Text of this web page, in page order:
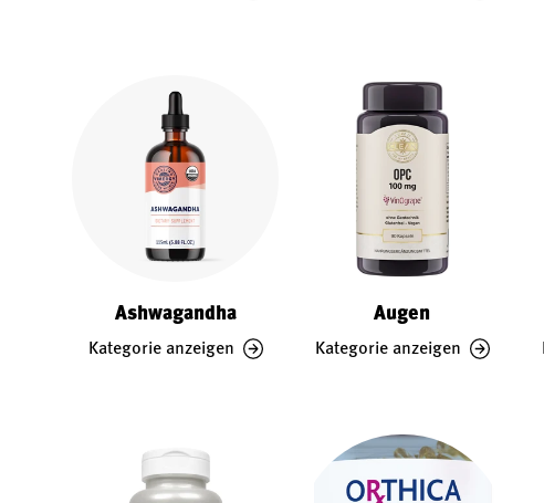
Ashwagandha
Kategorie anzeigen
Augen
Kategorie anzeigen